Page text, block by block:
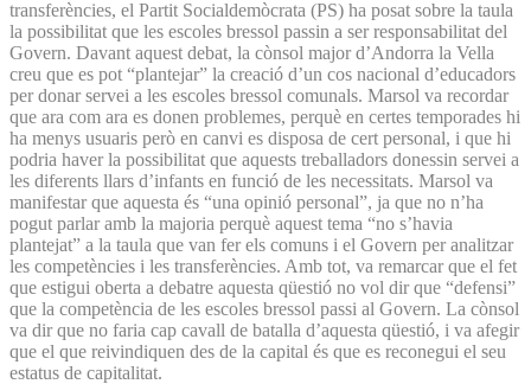
transferències, el Partit Socialdemòcrata (PS) ha posat sobre la taula
la possibilitat que les escoles bressol passin a ser responsabilitat del
Govern. Davant aquest debat, la cònsol major d’Andorra la Vella
creu que es pot “plantejar” la creació d’un cos nacional d’educadors
per donar servei a les escoles bressol comunals. Marsol va recordar
que ara com ara es donen problemes, perquè en certes temporades hi
ha menys usuaris però en canvi es disposa de cert personal, i que hi
podria haver la possibilitat que aquests treballadors donessin servei a
les diferents llars d’infants en funció de les necessitats. Marsol va
manifestar que aquesta és “una opinió personal”, ja que no n’ha
pogut parlar amb la majoria perquè aquest tema “no s’havia
plantejat” a la taula que van fer els comuns i el Govern per analitzar
les competències i les transferències. Amb tot, va remarcar que el fet
que estigui oberta a debatre aquesta qüestió no vol dir que “defensi”
que la competència de les escoles bressol passi al Govern. La cònsol
va dir que no faria cap cavall de batalla d’aquesta qüestió, i va afegir
que el que reivindiquen des de la capital és que es reconegui el seu
estatus de capitalitat.